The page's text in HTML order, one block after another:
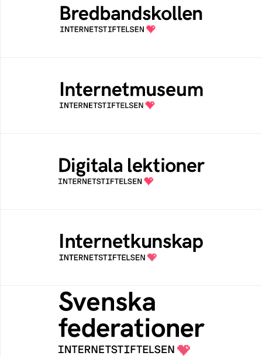
Bredbandskollen är ett oberoende
konsumentverktyg som drivs av
Internetstiftelsen
Ett digitalt museum som byggts, och kureras
av Internetstiftelsen
Öppen digital lärresurs med färdiga lektioner
för alla stadier i grundskolan
Samlad kunskap som hjälper dig att bli en
säker och medveten internetanvändare
Svenska federationer
Grunden för medlemskap i en sektors- eller
kontextspecifik federation